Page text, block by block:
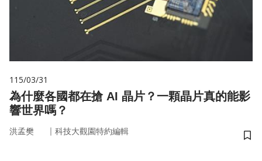
115/03/31
為什麼各國都在搶 AI 晶片？一顆晶片真的能影
響世界嗎？
洪孟樊 ｜ 科技大觀園特約編輯
儲